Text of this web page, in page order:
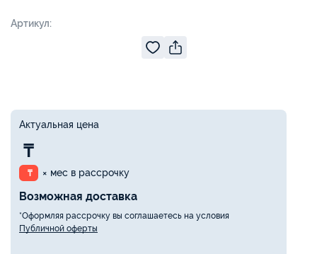
Артикул:
Актуальная цена
₸
₸ × мес в рассрочку
Возможная доставка
*Оформляя рассрочку вы соглашаетесь на условия
Публичной оферты